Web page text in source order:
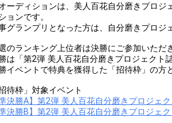
ーディションは、美人百花自分磨きプロジ
ョンです。
グランプリとなった方は、自分磨きプロジ
のランキング上位者は決勝にご参加いただ
は「第2弾 美人百花自分磨きプロジェクト
イベントで特典を獲得した「招待枠」の方
招待枠」対象イベント
準決勝A】第2弾 美人百花自分磨きプロジェ
準決勝B】第2弾 美人百花自分磨きプロジェ